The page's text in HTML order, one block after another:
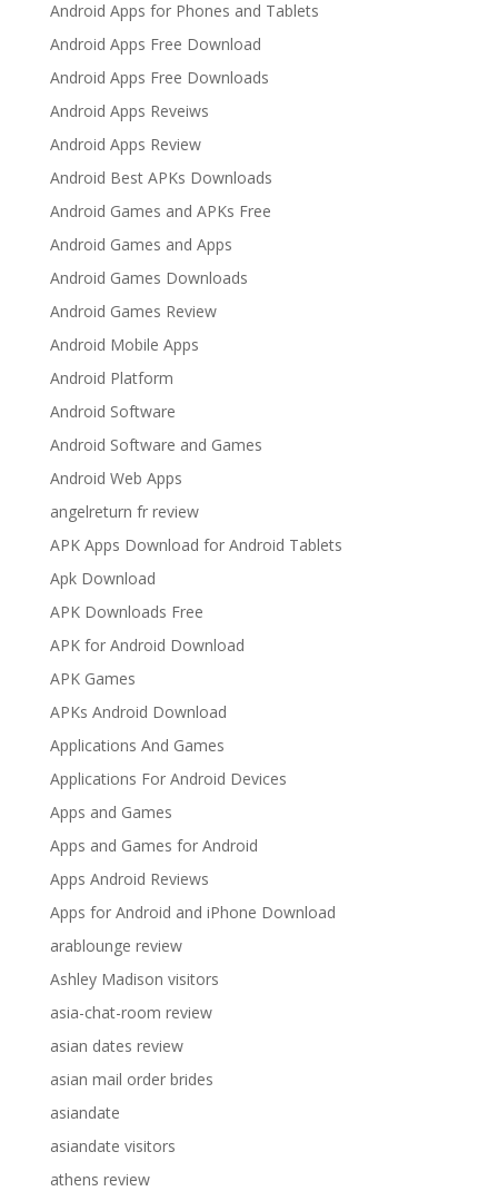
Android Apps for Phones and Tablets
Android Apps Free Download
Android Apps Free Downloads
Android Apps Reveiws
Android Apps Review
Android Best APKs Downloads
Android Games and APKs Free
Android Games and Apps
Android Games Downloads
Android Games Review
Android Mobile Apps
Android Platform
Android Software
Android Software and Games
Android Web Apps
angelreturn fr review
APK Apps Download for Android Tablets
Apk Download
APK Downloads Free
APK for Android Download
APK Games
APKs Android Download
Applications And Games
Applications For Android Devices
Apps and Games
Apps and Games for Android
Apps Android Reviews
Apps for Android and iPhone Download
arablounge review
Ashley Madison visitors
asia-chat-room review
asian dates review
asian mail order brides
asiandate
asiandate visitors
athens review